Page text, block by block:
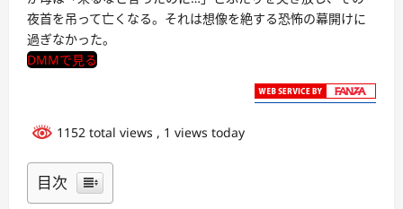
夜首を吊って亡くなる。それは想像を絶する恐怖の幕開けに
過ぎなかった。
DMMで見る
1152 total views , 1 views today
目次